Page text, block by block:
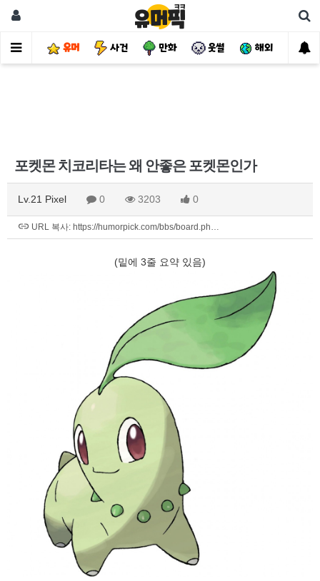
유머 사건 만화 웃썰 해외 핫
포켓몬 치코리타는 왜 안좋은 포켓몬인가
Lv.21 Pixel 0 3203 0
URL 복사: https://humorpick.com/bbs/board.ph…
(밑에 3줄 요약 있음)